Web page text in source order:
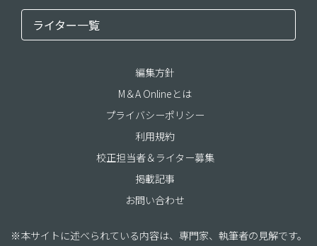
ライター一覧
編集方針
M＆A Onlineとは
プライバシーポリシー
利用規約
校正担当者＆ライター募集
掲載記事
お問い合わせ
※本サイトに述べられている内容は、専門家、執筆者の見解です。